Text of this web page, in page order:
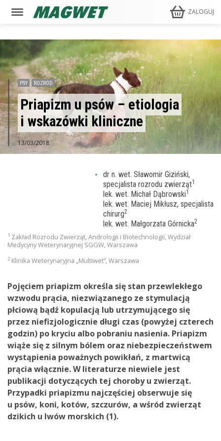
ZALOGUJ
PSY ROZRÓD
Priapizm u psów – etiologia
i wskazówki kliniczne
13/03/2018
dr n. wet. Sławomir Giziński,
specjalista rozrodu zwierząt1
lek. wet. Michał Dąbrowski1
lek. wet. Maciej Mikłusz, specjalista
chirurg2
lek. wet. Małgorzata Górnicka2
1 Zakład Rozrodu Zwierząt, Andrologii i Biotechnologii, Wydział
Medycyny Weterynaryjnej SGGW, Warszawa
2 Klinika Weterynaryjna „Multiwet”, Warszawa
Pojęciem priapizm określa się stan przewlekłego
wzwodu prącia, niezwiązanego ze stymulacją
płciową bądź kopulacją lub utrzymującego się
przez niefizjologicznie długi czas (powyżej czterech
godzin) po kryciu albo pobraniu nasienia. Priapizm
wiąże się z silnym bólem oraz niebezpieczeństwem
wystąpienia poważnych powikłań, z martwicą
prącia włącznie. W literaturze niewiele jest
publikacji dotyczących tej choroby u zwierząt.
Przypadki priapizmu najczęściej obserwuje się
u psów, koni, kotów, szczurów, a wśród zwierząt
dzikich u lwów morskich (1).